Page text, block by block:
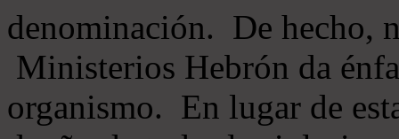
denominación. De hecho,
Ministerios Hebrón da
organismo. En lugar de